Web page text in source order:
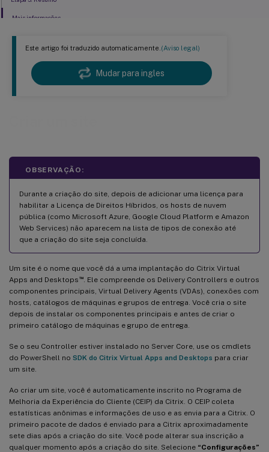
Este artigo foi traduzido automaticamente.(Aviso legal)
Mudar para ingles
OBSERVAÇÃO:
Durante a criação do site, depois de adicionar uma licença para
habilitar a Licença de Direitos Híbridos, os hosts de nuvem
pública (como Microsoft Azure, Google Cloud Platform e Amazon
Web Services) não aparecem na lista de tipos de conexão até
que a criação do site seja concluída.
Um site é o nome que você dá a uma implantação do Citrix Virtual
Apps and Desktops ™. Ele compreende os Delivery Controllers e outros
componentes principais, Virtual Delivery Agents (VDAs), conexões com
hosts, catálogos de máquinas e grupos de entrega. Você cria o site
depois de instalar os componentes principais e antes de criar o
primeiro catálogo de máquinas e grupo de entrega.
Se o seu Controller estiver instalado no Server Core, use os cmdlets
do PowerShell no SDK do Citrix Virtual Apps and Desktops para criar
um site.
Ao criar um site, você é automaticamente inscrito no Programa de
Melhoria da Experiência do Cliente (CEIP) da Citrix. O CEIP coleta
estatísticas anônimas e informações de uso e as envia para a Citrix. O
primeiro pacote de dados é enviado para a Citrix aproximadamente
sete dias após a criação do site. Você pode alterar sua inscrição a
qualquer momento após a criação do site. Selecione “Configurações”
Mais informações